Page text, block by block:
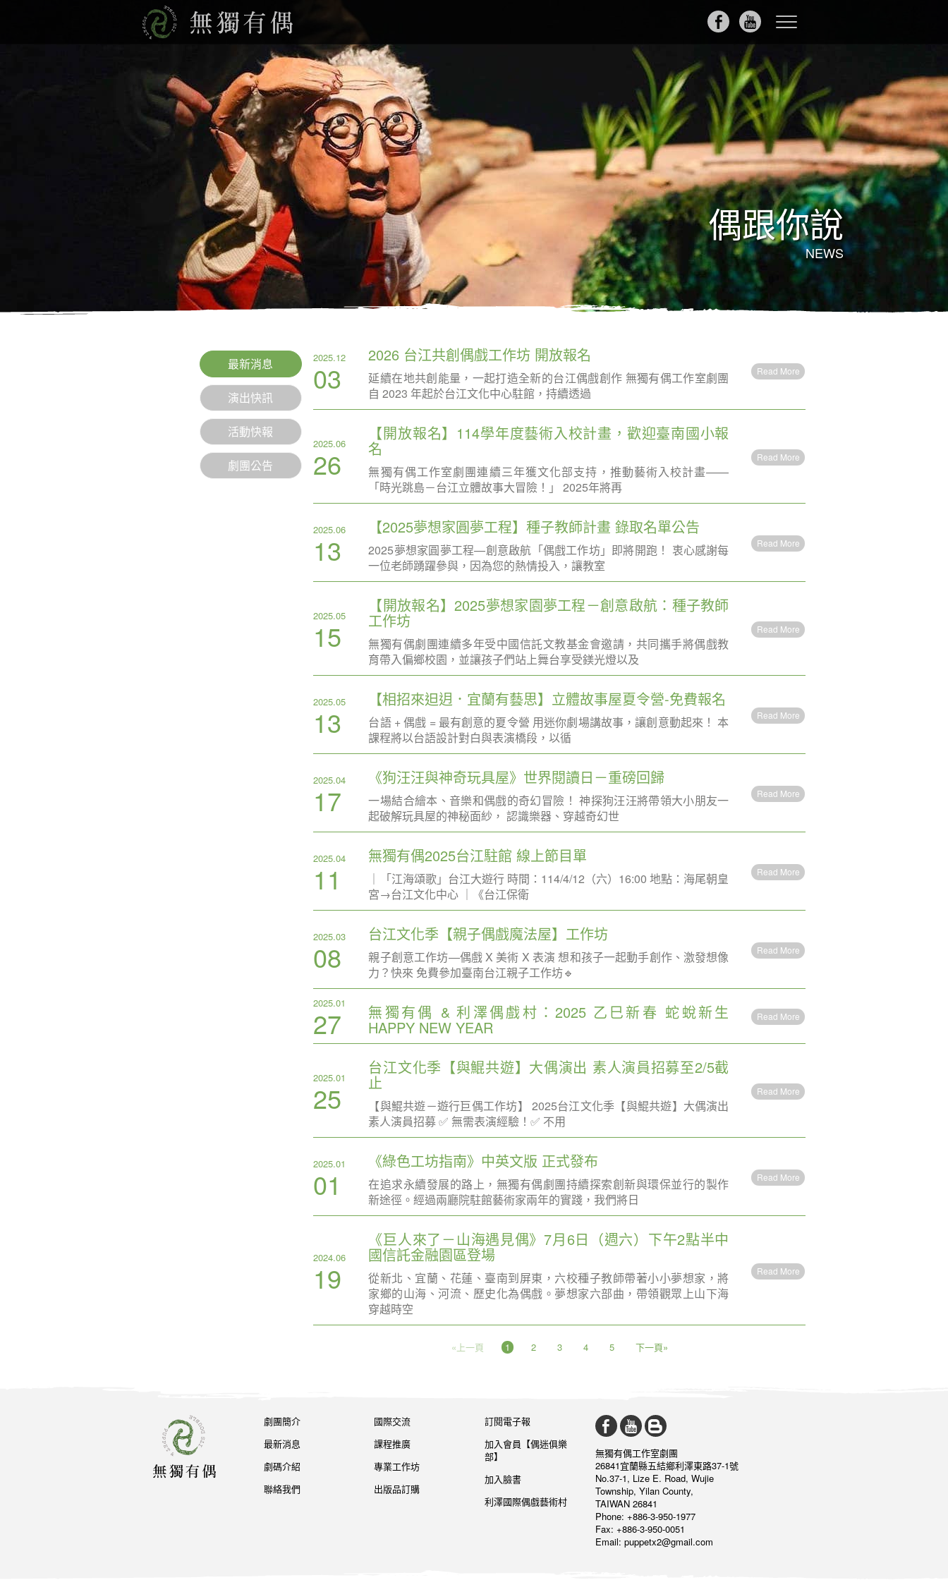
Toggle
偶跟你說
NEWS
最新消息
演出快訊
活動快報
劇團公告
2025.12
03
2026 台江共創偶戲工作坊 開放報名
延續在地共創能量，一起打造全新的台江偶戲創作 無獨有偶工作室劇團
自 2023 年起於台江文化中心駐館，持續透過
Read More
2025.06
26
【開放報名】114學年度藝術入校計畫，歡迎臺南國小報
名
無獨有偶工作室劇團連續三年獲文化部支持，推動藝術入校計畫——
「時光跳島－台江立體故事大冒險！」 2025年將再
Read More
2025.06
13
【2025夢想家圓夢工程】種子教師計畫 錄取名單公告
2025夢想家圓夢工程—創意啟航「偶戲工作坊」即將開跑！ 衷心感謝每
一位老師踴躍參與，因為您的熱情投入，讓教室
Read More
2025.05
15
【開放報名】2025夢想家園夢工程－創意啟航：種子教師
工作坊
無獨有偶劇團連續多年受中國信託文教基金會邀請，共同攜手將偶戲教
育帶入偏鄉校園，並讓孩子們站上舞台享受鎂光燈以及
Read More
2025.05
13
【相招來𨑨迌．宜蘭有藝思】立體故事屋夏令營-免費報名
台語 + 偶戲 = 最有創意的夏令營 用迷你劇場講故事，讓創意動起來！ 本
課程將以台語設計對白與表演橋段，以循
Read More
2025.04
17
《狗汪汪與神奇玩具屋》世界閱讀日－重磅回歸
一場結合繪本、音樂和偶戲的奇幻冒險！ 神探狗汪汪將帶領大小朋友一
起破解玩具屋的神秘面紗， 認識樂器、穿越奇幻世
Read More
2025.04
11
無獨有偶2025台江駐館 線上節目單
｜「江海頌歌」台江大遊行 時間：114/4/12（六）16:00 地點：海尾朝皇
宮→台江文化中心 ｜《台江保衛
Read More
2025.03
08
台江文化季【親子偶戲魔法屋】工作坊
親子創意工作坊—偶戲 X 美術 X 表演 想和孩子一起動手創作、激發想像
力？快來 免費參加臺南台江親子工作坊🔹
Read More
2025.01
27 無獨有偶 & 利澤偶戲村：2025 乙巳新春 蛇蛻新生
HAPPY NEW YEAR
Read More
2025.01
25
台江文化季【與鯤共遊】大偶演出 素人演員招募至2/5截
止
【與鯤共遊－遊行巨偶工作坊】 2025台江文化季【與鯤共遊】大偶演出
素人演員招募 ✅ 無需表演經驗！✅ 不用
Read More
2025.01
01
《綠色工坊指南》中英文版 正式發布
在追求永續發展的路上，無獨有偶劇團持續探索創新與環保並行的製作
新途徑。經過兩廳院駐館藝術家兩年的實踐，我們將日
Read More
2024.06
19
《巨人來了－山海遇見偶》7月6日（週六）下午2點半中
國信託金融園區登場
從新北、宜蘭、花蓮、臺南到屏東，六校種子教師帶著小小夢想家，將
家鄉的山海、河流、歷史化為偶戲。夢想家六部曲，帶領觀眾上山下海
穿越時空
Read More
«上一頁 1 2 3 4 5 下一頁»
劇團簡介
最新消息
劇碼介紹
聯絡我們
國際交流
課程推廣
專業工作坊
出版品訂購
訂閱電子報
加入會員【偶迷俱樂
部】
加入臉書
利澤國際偶戲藝術村
無獨有偶工作室劇團
26841宜蘭縣五結鄉利澤東路37-1號
No.37-1, Lize E. Road, Wujie
Township, Yilan County,
TAIWAN 26841
Phone: +886-3-950-1977
Fax: +886-3-950-0051
Email: puppetx2@gmail.com